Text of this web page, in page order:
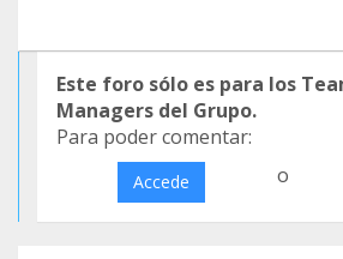
Este foro sólo es para los
Managers del Grupo.
Para poder comentar:
Accede o